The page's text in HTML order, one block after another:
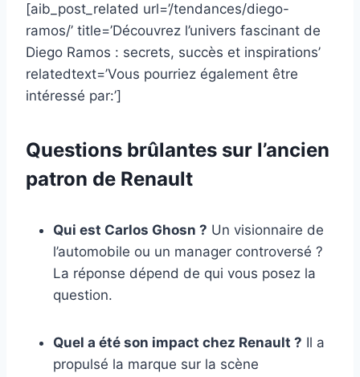
[aib_post_related url=’/tendances/diego-
ramos/’ title=’Découvrez l’univers fascinant de
Diego Ramos : secrets, succès et inspirations’
relatedtext=’Vous pourriez également être
intéressé par:’]
Questions brûlantes sur l’ancien
patron de Renault
Qui est Carlos Ghosn ? Un visionnaire de
l’automobile ou un manager controversé ?
La réponse dépend de qui vous posez la
question.
Quel a été son impact chez Renault ? Il a
propulsé la marque sur la scène